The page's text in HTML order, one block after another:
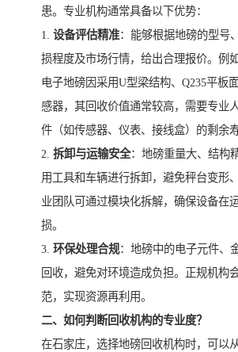
患。专业机构通常具备以下优势：
1. 设备评估精准：能够根据地磅的型号
损程度及市场行情，给出合理报价。例
电子地磅因采用U型梁结构、Q235平板
感器，其回收价值通常较高，需要专业
件（如传感器、仪表、接线盒）的剩余寿
2. 拆卸与运输安全：地磅重量大、结构
用工具和车辆进行拆卸，避免秤台变形
业团队可通过模块化拆解，确保设备在
损。
3. 环保处理合规：地磅中的电子元件、
回收，避免对环境造成负担。正规机构
范，实现资源再利用。
二、如何判断回收机构的专业度？
在石家庄，选择地磅回收机构时，可以